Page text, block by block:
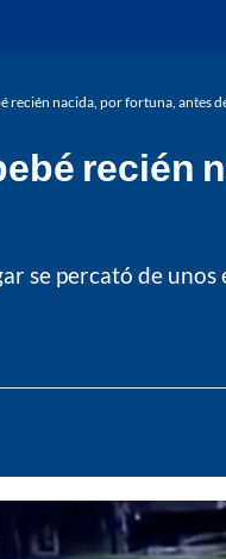
recién nacida, por fortuna, antes
recién
se percató de unos